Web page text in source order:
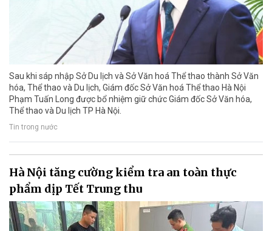
Sau khi sáp nhập Sở Du lịch và Sở Văn hoá Thể thao thành Sở Văn
hóa, Thể thao và Du lịch, Giám đốc Sở Văn hoá Thể thao Hà Nội
Phạm Tuấn Long được bổ nhiệm giữ chức Giám đốc Sở Văn hóa,
Thể thao và Du lịch TP Hà Nội.
Tin trong nước
Hà Nội tăng cường kiểm tra an toàn thực
phẩm dịp Tết Trung thu